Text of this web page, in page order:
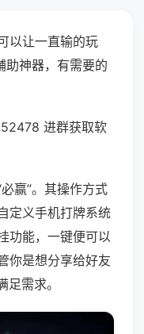
以让一直输的玩
助神器，有需要的
进群获取软
赢”。其操作方式
定义手机打牌系统
功能，一键便可以
你是想分享给好友
需求。